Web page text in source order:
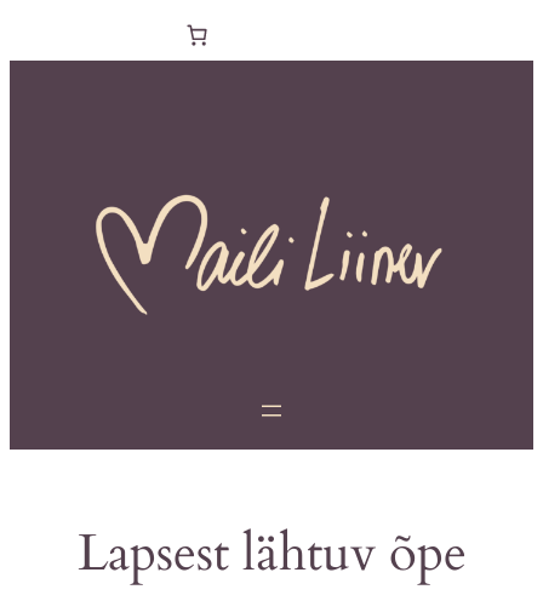
sisu
Lapsest lähtuv õpe